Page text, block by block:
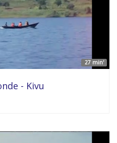
27 min'
- Kivu